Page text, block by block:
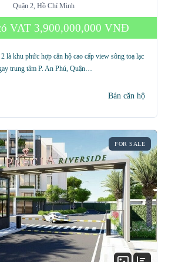
Quận 2, Hồ Chí Minh
VAT 3,900,000,000 VNĐ
là khu phức hợp căn hộ cao cấp view sông toạ lạc
trung tâm P. An Phú, Quận…
Bán căn hộ
FOR SALE